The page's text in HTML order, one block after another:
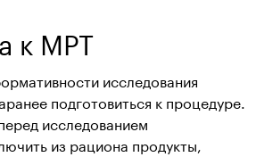
к МРТ
исследования
подготовиться к процедуре.
исследованием
из рациона продукты,